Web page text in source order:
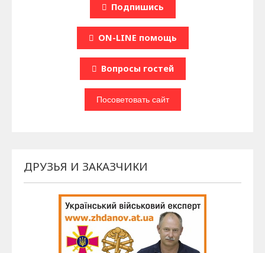
Подпишись
ON-LINE помощь
Вопроcы гостей
ДРУЗЬЯ И ЗАКАЗЧИКИ